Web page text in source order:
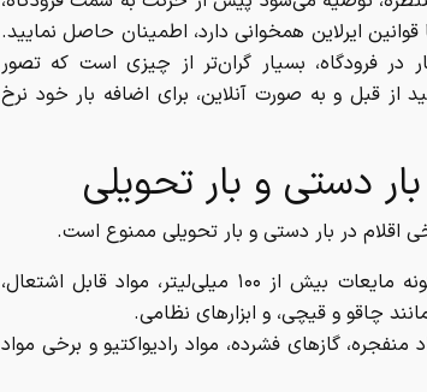
قوانین ایرلاین همخوانی دارد، اطمینان حاصل نمایید.
در فرودگاه، بسیار گران‌تر از چیزی است که تصور
از قبل و به صورت آنلاین، برای اضافه بار خود نرخ
دستی و بار تحویلی
اقلام در بار دستی و بار تحویلی ممنوع است.
هرگونه مایعات بیش از ۱۰۰ میلی‌لیتر، مواد قابل اشتعال،
چاقو و قیچی، و ابزارهای نظامی.
منفجره، گازهای فشرده، مواد رادیواکتیو و برخی مواد